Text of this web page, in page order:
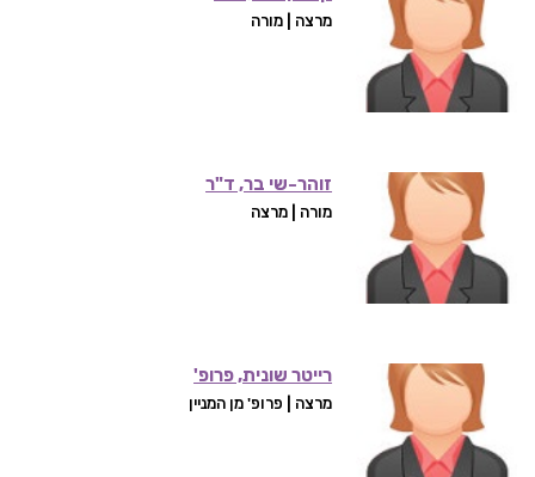
מרצה | מורה
זוהר-שי בר, ד"ר
מורה | מרצה
רייטר שונית, פרופ'
מרצה | פרופ' מן המניין